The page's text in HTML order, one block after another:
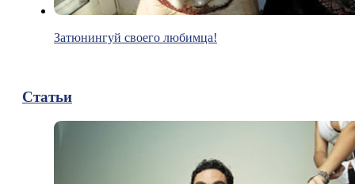
Затюнингуй своего любимца!
Статьи